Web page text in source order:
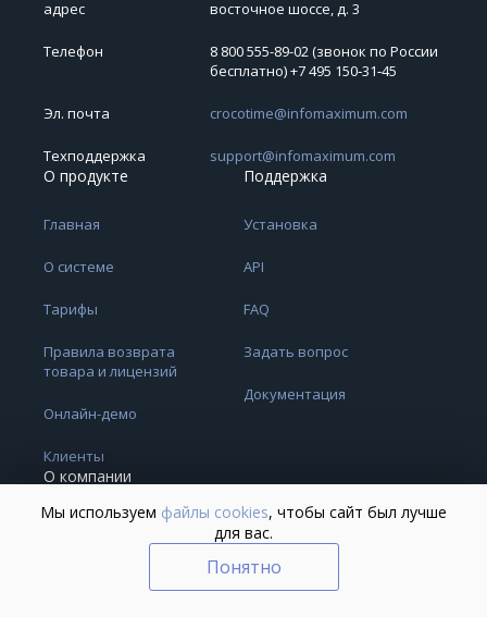
адрес
восточное шоссе, д. 3
Телефон
8 800 555-89-02 (звонок по России
бесплатно) +7 495 150‑31‑45
Эл. почта crocotime@infomaximum.com
Техподдержка support@infomaximum.com
О продукте
Главная
О системе
Тарифы
Правила возврата
товара и лицензий
Онлайн-демо
Клиенты
Поддержка
Установка
API
FAQ
Задать вопрос
Документация
О компании
О нас
Мы используем файлы cookies, чтобы сайт был лучше
для вас.
Понятно